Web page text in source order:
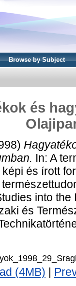
Browse by Subject
és
In: A
és írott
into
és
(4MB)